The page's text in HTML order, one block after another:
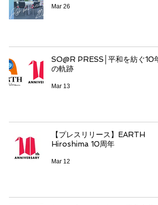
Mar 26
SO@R PRESS│平和を紡ぐ10年
の軌跡
Mar 13
【プレスリリース】EARTH
Hiroshima 10周年
Mar 12